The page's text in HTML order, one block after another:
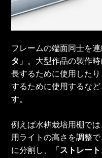
フレームの端面同士を連
タ 」。大型作品の製作
長するために使用した
するために使用するな
す。
例えば水耕栽培用棚で
用ライトの高さを調整
に分割し、「 ストレー